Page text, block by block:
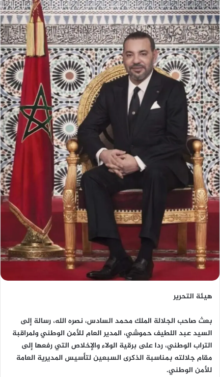
هيئة التحرير
بعث صاحب الجلالة الملك محمد السادس، نصره الله، رسالة إلى
السيد عبد اللطيف حموشي، المدير العام للأمن الوطني ولمراقبة
التراب الوطني، ردا على برقية الولاء والإخلاص التي رفعها إلى
مقام جلالته بمناسبة الذكرى السبعين لتأسيس المديرية العامة
للأمن الوطني.